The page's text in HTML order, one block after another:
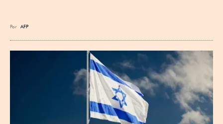
Por AFP